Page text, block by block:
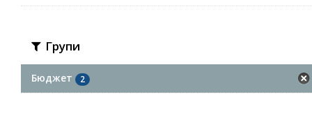
Групи
Бюджет 2